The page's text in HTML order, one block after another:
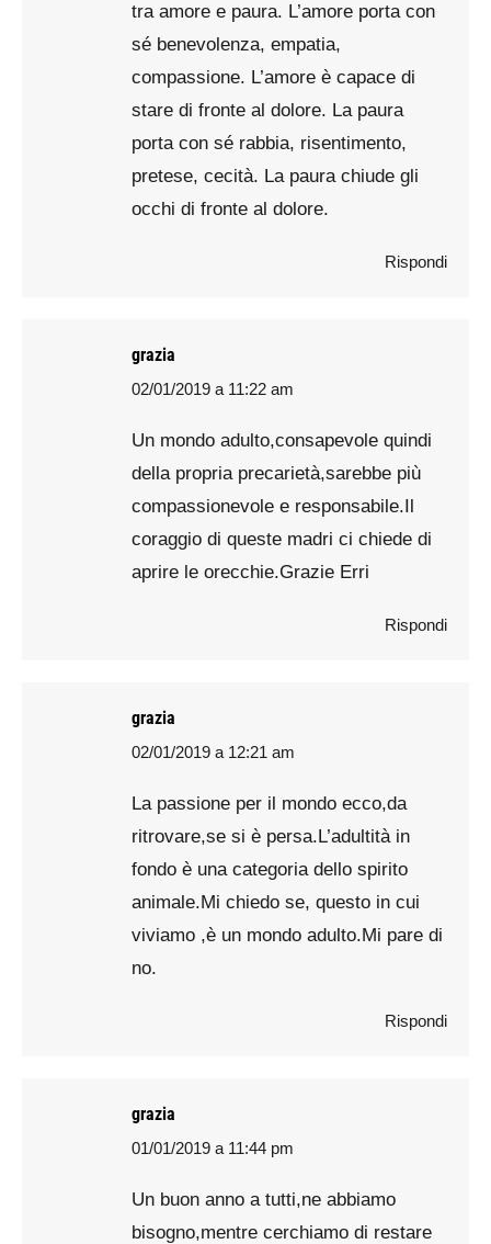
tra amore e paura. L’amore porta con
sé benevolenza, empatia,
compassione. L’amore è capace di
stare di fronte al dolore. La paura
porta con sé rabbia, risentimento,
pretese, cecità. La paura chiude gli
occhi di fronte al dolore.
Rispondi
grazia
says:
02/01/2019 a 11:22 am
Un mondo adulto,consapevole quindi
della propria precarietà,sarebbe più
compassionevole e responsabile.Il
coraggio di queste madri ci chiede di
aprire le orecchie.Grazie Erri
Rispondi
grazia
says:
02/01/2019 a 12:21 am
La passione per il mondo ecco,da
ritrovare,se si è persa.L’adultità in
fondo è una categoria dello spirito
animale.Mi chiedo se, questo in cui
viviamo ,è un mondo adulto.Mi pare di
no.
Rispondi
grazia
says:
01/01/2019 a 11:44 pm
Un buon anno a tutti,ne abbiamo
bisogno,mentre cerchiamo di restare